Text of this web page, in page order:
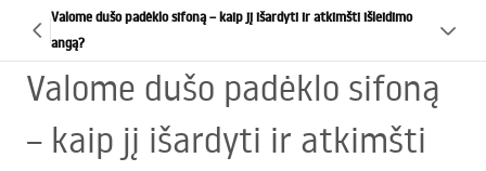
Valome dušo padėklo sifoną – kaip jį išardyti ir atkimšti išleidimo
angą?
Valome dušo padėklo sifoną
– kaip jį išardyti ir atkimšti